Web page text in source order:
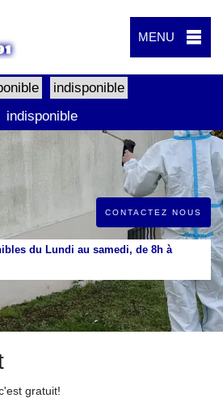
MENU
indisponible
indisponible
CONTACTEZ NOUS
du Lundi au samedi, de 8h à
gratuit!